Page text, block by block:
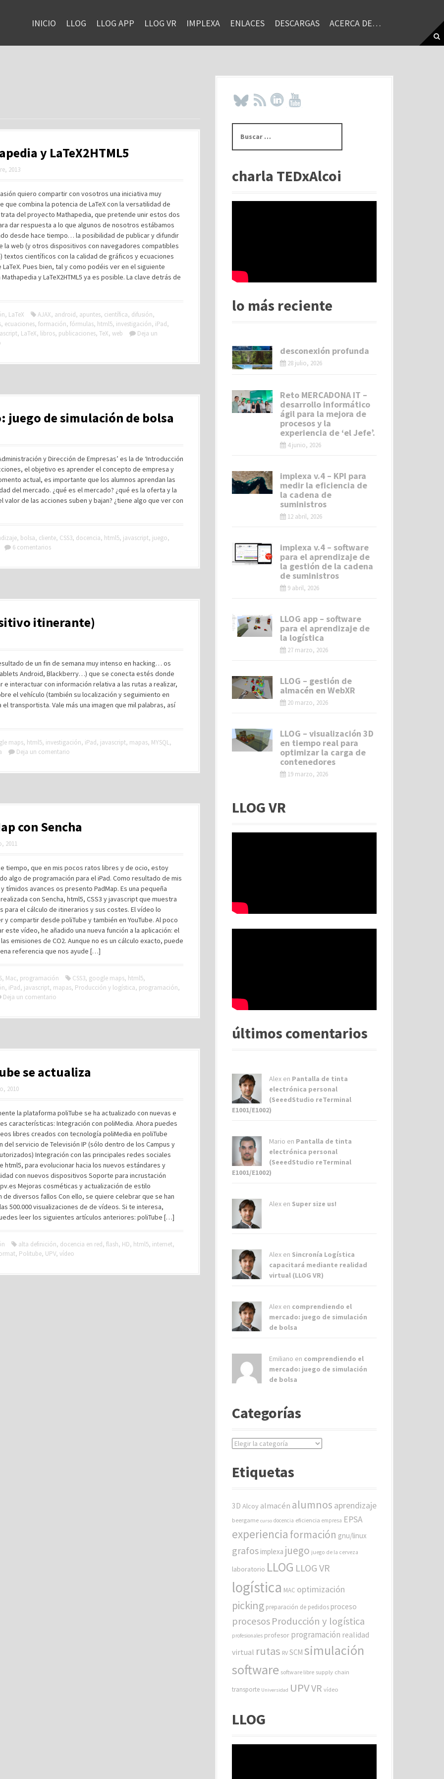
INICIO LLOG LLOG APP LLOG VR IMPLEXA ENLACES DESCARGAS ACERCA DE…
y LaTeX2HTML5
2013
quiero compartir con vosotros una iniciativa muy
que combina la potencia de LaTeX con la versatilidad de
trata del proyecto Mathapedia, que pretende unir estos dos
dar respuesta a lo que algunos de nosotros estábamos
desde hace tiempo… la posibilidad de publicar y difundir
la web (y otros dispositivos con navegadores compatibles
textos científicos con la calidad de gráficos y ecuaciones
Pues bien, tal y como podéis ver en el siguiente
y LaTeX2HTML5 ya es posible. La clave detrás de
, LaTeX AJAX, android, apuntes, científica, difusión,
, ecuaciones, formación, fórmulas, html5, investigación, iPad,
, LaTeX, libros, publicaciones, TeX, web
Deja un
juego de simulación de bolsa
y Dirección de Empresas’ es la de ‘Introducción
el objetivo es aprender el concepto de empresa y
actual, es importante que los alumnos aprendan las
del mercado. ¿qué es el mercado? ¿qué es la oferta y la
de las acciones suben y bajan? ¿tiene algo que ver con
, bolsa, cliente, CSS3, docencia, html5, javascript, juego,
6 comentarios
itinerante)
de un fin de semana muy intenso en hacking… os
Android, Blackberry…) que se conecta estés donde
interactuar con información relativa a las rutas a realizar,
el vehículo (también su localización y seguimiento en
transportista. Vale más una imagen que mil palabras, así
maps, html5, investigación, iPad, javascript, mapas, MYSQL,
Deja un comentario
con Sencha
2011
tiempo, que en mis pocos ratos libres y de ocio, estoy
algo de programación para el iPad. Como resultado de mis
tímidos avances os presento PadMap. Es una pequeña
con Sencha, html5, CSS3 y javascript que muestra
para el cálculo de itinerarios y sus costes. El vídeo lo
y compartir desde poliTube y también en YouTube. Al poco
este vídeo, he añadido una nueva función a la aplicación: el
emisiones de CO2. Aunque no es un cálculo exacto, puede
referencia que nos ayude […]
, Mac, programación CSS3, google maps, html5,
, iPad, javascript, mapas, Producción y logística, programación,
Deja un comentario
se actualiza
2010
la plataforma poliTube se ha actualizado con nuevas e
características: Integración con poliMedia. Ahora puedes
libres creados con tecnología poliMedia en poliTube
del servicio de Televisión IP (sólo dentro de los Campus y
Integración con las principales redes sociales
html5, para evolucionar hacia los nuevos estándares y
con nuevos dispositivos Soporte para incrustación
Mejoras cosméticas y actualización de estilo
de diversos fallos Con ello, se quiere celebrar que se han
500.000 visualizaciones de de vídeos. Si te interesa,
leer los siguientes artículos anteriores: poliTube […]
alta definición, docencia en red, flash, HD, html5, internet,
, Politube, UPV, vídeo
s
rcharla TEDxAlcoi
lo más reciente
desconexión profunda
28 julio, 2026
Reto MERCADONA IT –
desarrollo informático
ágil para la mejora de
procesos y la
experiencia de ‘el Jefe’.
4 junio, 2026
implexa v.4 – KPI para
medir la eficiencia de
la cadena de
suministros
12 abril, 2026
implexa v.4 – software
para el aprendizaje de
la gestión de la cadena
de suministros
9 abril, 2026
LLOG app – software
para el aprendizaje de
la logística
27 marzo, 2026
LLOG – gestión de
almacén en WebXR
20 marzo, 2026
LLOG – visualización 3D
en tiempo real para
optimizar la carga de
contenedores
19 marzo, 2026
LLOG VR
últimos comentarios
Alex en Pantalla de tinta
electrónica personal
(SeeedStudio reTerminal
E1001/E1002)
Mario en Pantalla de tinta
electrónica personal
(SeeedStudio reTerminal
E1001/E1002)
Alex en Super size us!
Alex en Sincronía Logística
capacitará mediante realidad
virtual (LLOG VR)
Alex en comprendiendo el
mercado: juego de simulación
de bolsa
Emiliano en comprendiendo el
mercado: juego de simulación
de bolsa
Categorías
C
e
r
s
Etiquetas
3D Alcoy almacén alumnos aprendizaje
beergame curso docencia eficiencia empresa EPSA
experiencia formación gnu/linux
grafos implexa juego juego de la cerveza
laboratorio LLOG LLOG VR
logística MAC optimización
picking preparación de pedidos proceso
procesosProducción y logística
profesionales profesor programación realidad
virtual rutas RV SCM simulación
software software libre supply chain
transporte Universidad UPVVR vídeo
LLOG